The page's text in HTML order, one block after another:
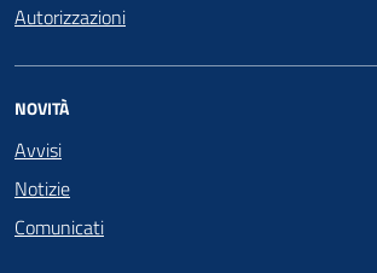
Autorizzazioni
NOVITÀ
Avvisi
Notizie
Comunicati